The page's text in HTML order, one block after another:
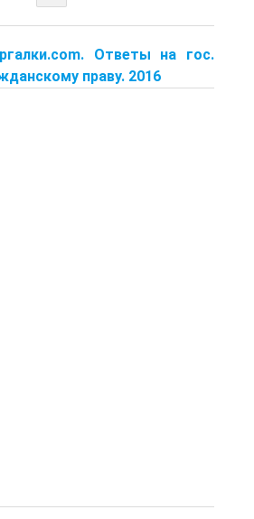
Ответы на гос.
праву. 2016